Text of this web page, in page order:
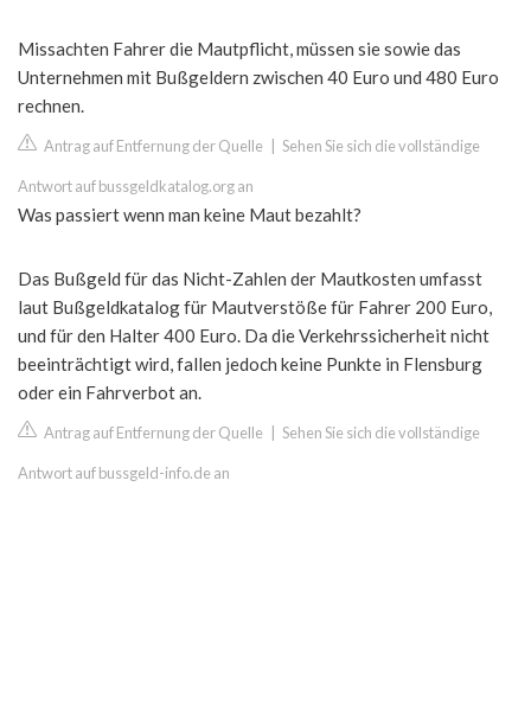
Missachten Fahrer die Mautpflicht, müssen sie sowie das
Unternehmen mit Bußgeldern zwischen 40 Euro und 480 Euro
rechnen.
Antrag auf Entfernung der Quelle Sehen Sie sich die vollständige
Antwort auf bussgeldkatalog.org an
Was passiert wenn man keine Maut bezahlt?
Das Bußgeld für das Nicht-Zahlen der Mautkosten umfasst
laut Bußgeldkatalog für Mautverstöße für Fahrer 200 Euro,
und für den Halter 400 Euro. Da die Verkehrssicherheit nicht
beeinträchtigt wird, fallen jedoch keine Punkte in Flensburg
oder ein Fahrverbot an.
Antrag auf Entfernung der Quelle Sehen Sie sich die vollständige
Antwort auf bussgeld-info.de an